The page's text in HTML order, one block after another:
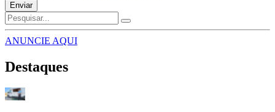
Enviar
ANUNCIE AQUI
Destaques